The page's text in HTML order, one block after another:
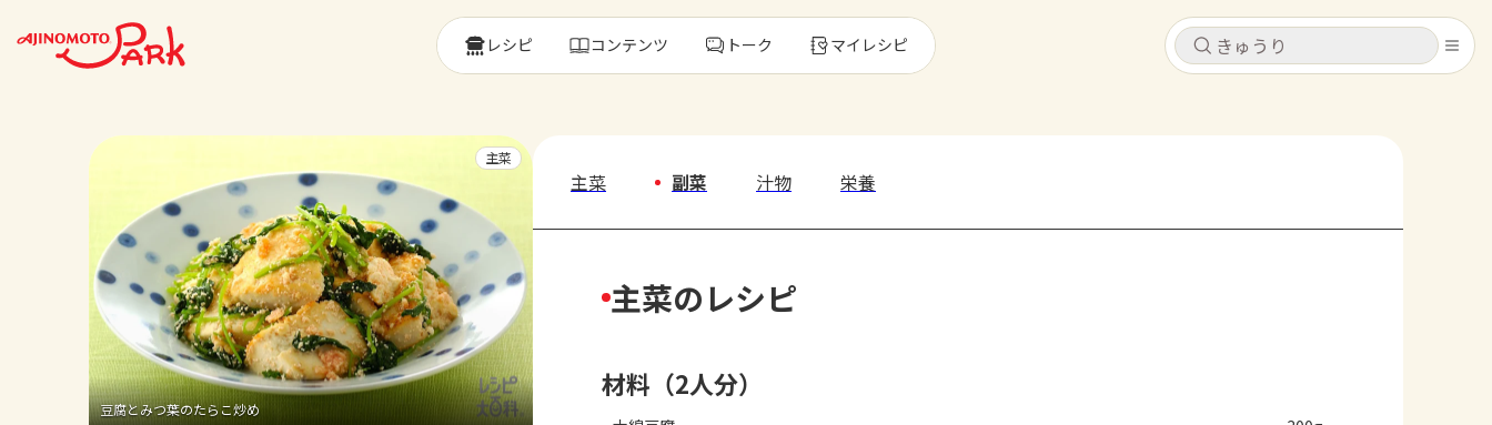
キャンセル
キャンセル
レシピ コンテンツ トーク マイレシピ
豆腐とみつ葉のたらこ炒め
主菜
主菜 副菜 汁物 栄養
主菜のレシピ
材料（2人分）